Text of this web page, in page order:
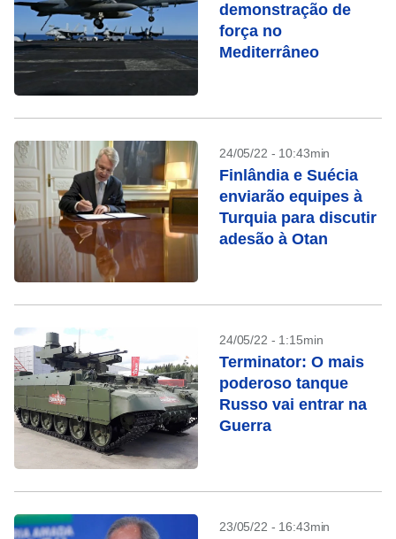
demonstração de
força no
Mediterrâneo
24/05/22 - 10:43min
Finlândia e Suécia
enviarão equipes à
Turquia para discutir
adesão à Otan
24/05/22 - 1:15min
Terminator: O mais
poderoso tanque
Russo vai entrar na
Guerra
23/05/22 - 16:43min